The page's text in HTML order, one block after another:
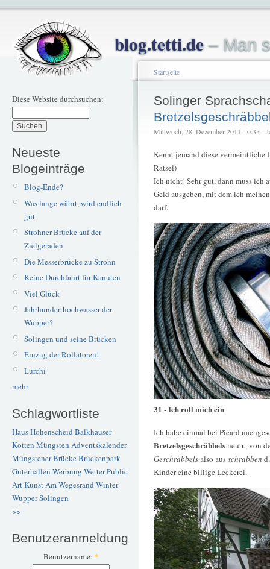
blog.tetti.de– Man
Diese Website durchsuchen:
Neueste
Blogeinträge
Blog-Ende?
Was lange währt, wird endlich
gut.
Strohner Brücke auf der
Zielgeraden
Die Messerbrücke zu Strohn
Keine Durchfahrt für Kanuten
Viel Glück
Jahrhunderthochwasser der
Wupper?
Solingen und seine Brücken
Einzug der Rollatoren!
Lurchi
mehr
Schlagwortliste
Haus Hohenscheid Balkhauser
Kotten Müngsten Adventskalender
Müngstener BrückeBrückenpark
Güterhallen Werbung WetterPublic
ArtKunstAm Wegesrand Winter
WupperSolingen
>>
Benutzeranmeldung
Benutzername: *
Startseite
Solinger
Mittwoch, 28. Dezember 2011 - 0:35 –
Kennt jemand diese vermeintliche
Rätsel)
Ich nicht! Sehr gut, dann muss ich
Geld ausgeben, mit dem ich
darf.
31 - Ich roll mich ein
Ich habe einmal bei Picard
Bretzelsgeschräbbelsneutr., von
Geschräbbelsalso ausschrabben
Kinder eine billige Leckerei.